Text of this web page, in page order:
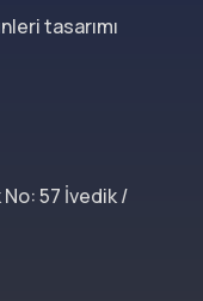
tasarımı
No: 57 İvedik /